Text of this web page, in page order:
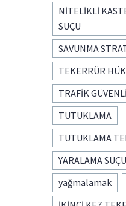
NİTELİKLİ
SUÇU
SAVUNMA
TEKERRÜR
TRAFİK
TUTUKLAMA
TUTUKLAMA
YARALAMA SUÇU
yağmalamak